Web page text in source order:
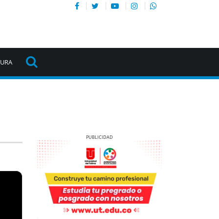
Previous Next
Previous